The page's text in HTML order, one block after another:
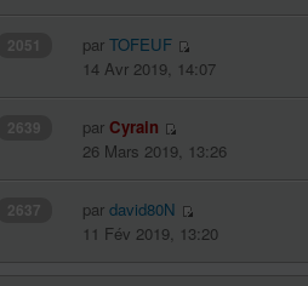
2051 parTOFEUF
14 Avr 2019, 14:07
2639 par Cyrain
26 Mars 2019, 13:26
2637 pardavid80N
11 Fév 2019, 13:20